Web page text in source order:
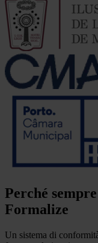
Perché
Formalize
Un sistema di